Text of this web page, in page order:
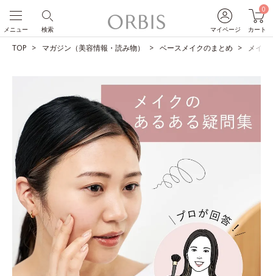
マイページ
0
カート
検索
メニュー
TOP マガジン（美容情報・読み物） ベースメイクのまとめ メイ